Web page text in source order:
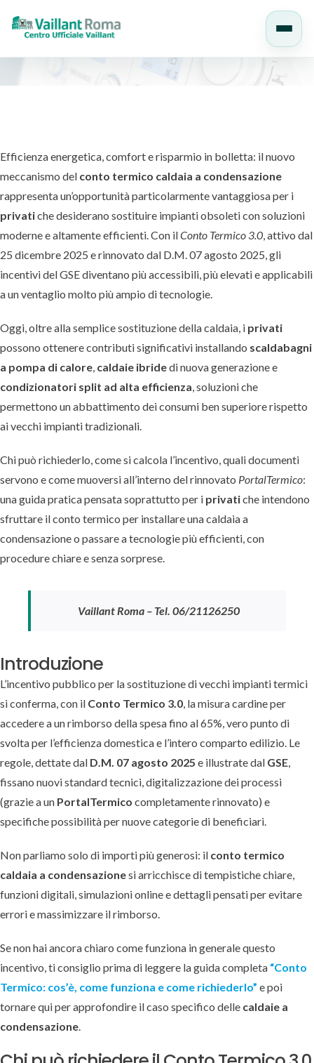
al
Efficienza energetica, comfort e risparmio in bolletta: il nuovo
meccanismo del conto termico caldaia a condensazione
rappresenta un’opportunità particolarmente vantaggiosa per i
privatiche desiderano sostituire impianti obsoleti con soluzioni
moderne e altamente efficienti. Con ilConto Termico 3.0, attivo dal
25 dicembre 2025 e rinnovato dal D.M. 07 agosto 2025, gli
incentivi del GSE diventano più accessibili, più elevati e applicabili
a un ventaglio molto più ampio di tecnologie.
Oggi, oltre alla semplice sostituzione della caldaia, i privati
possono ottenere contributi significativi installando scaldabagni
a pompa di calore, caldaie ibridedi nuova generazione e
condizionatori split ad alta efficienza, soluzioni che
permettono un abbattimento dei consumi ben superiore rispetto
ai vecchi impianti tradizionali.
Chi può richiederlo, come si calcola l’incentivo, quali documenti
servono e come muoversi all’interno del rinnovato PortalTermico:
una guida pratica pensata soprattutto per i privatiche intendono
sfruttare il conto termico per installare una caldaia a
condensazione o passare a tecnologie più efficienti, con
procedure chiare e senza sorprese.
Vaillant Roma – Tel. 06/21126250
Introduzione
L’incentivo pubblico per la sostituzione di vecchi impianti termici
si conferma, con il Conto Termico 3.0, la misura cardine per
accedere a un rimborso della spesa fino al 65%, vero punto di
svolta per l’efficienza domestica e l’intero comparto edilizio. Le
regole, dettate dal D.M. 07 agosto 2025 e illustrate dal GSE,
fissano nuovi standard tecnici, digitalizzazione dei processi
(grazie a un PortalTermico completamente rinnovato) e
specifiche possibilità per nuove categorie di beneficiari.
Non parliamo solo di importi più generosi: il conto termico
caldaia a condensazionesi arricchisce di tempistiche chiare,
funzioni digitali, simulazioni online e dettagli pensati per evitare
errori e massimizzare il rimborso.
Se non hai ancora chiaro come funziona in generale questo
incentivo, ti consiglio prima di leggere la guida completa “Conto
Termico: cos’è, come funziona e come richiederlo” e poi
tornare qui per approfondire il caso specifico delle caldaie a
condensazione.